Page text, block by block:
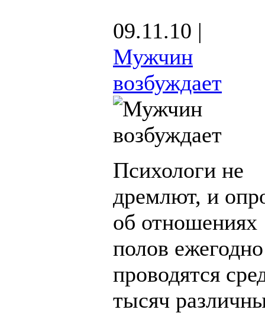
09.11.10 |
Мужчин
возбуждает
Психологи не
дремлют, и
об отношениях
полов ежегодно
проводятся
тысяч